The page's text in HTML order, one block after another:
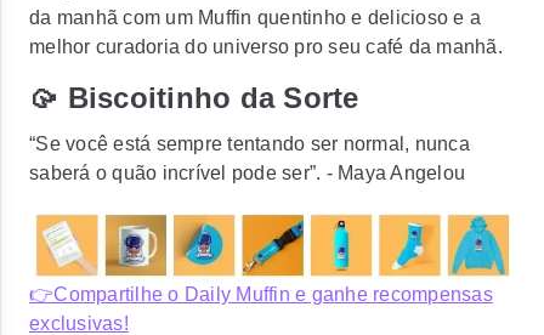
da manhã com um Muffin quentinho e delicioso e a
melhor curadoria do universo pro seu café da manhã.
🥠 Biscoitinho da Sorte
“Se você está sempre tentando ser normal, nunca
saberá o quão incrível pode ser”. - Maya Angelou
👉Compartilhe o Daily Muffin e ganhe recompensas
exclusivas!